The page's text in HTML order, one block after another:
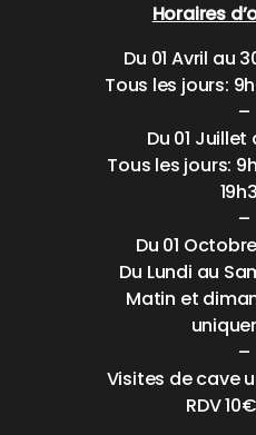
Horaires
Du 01 Avril au
Tous les jours:
–
Du 01 Juillet
Tous les jours:
–
Du 01
Du Lundi au
Matin et
–
Visites de cave
RDV